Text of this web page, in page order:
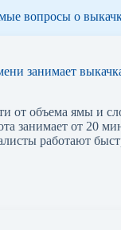
вопросы о
занимает
от объема ямы и
занимает от 20
работают